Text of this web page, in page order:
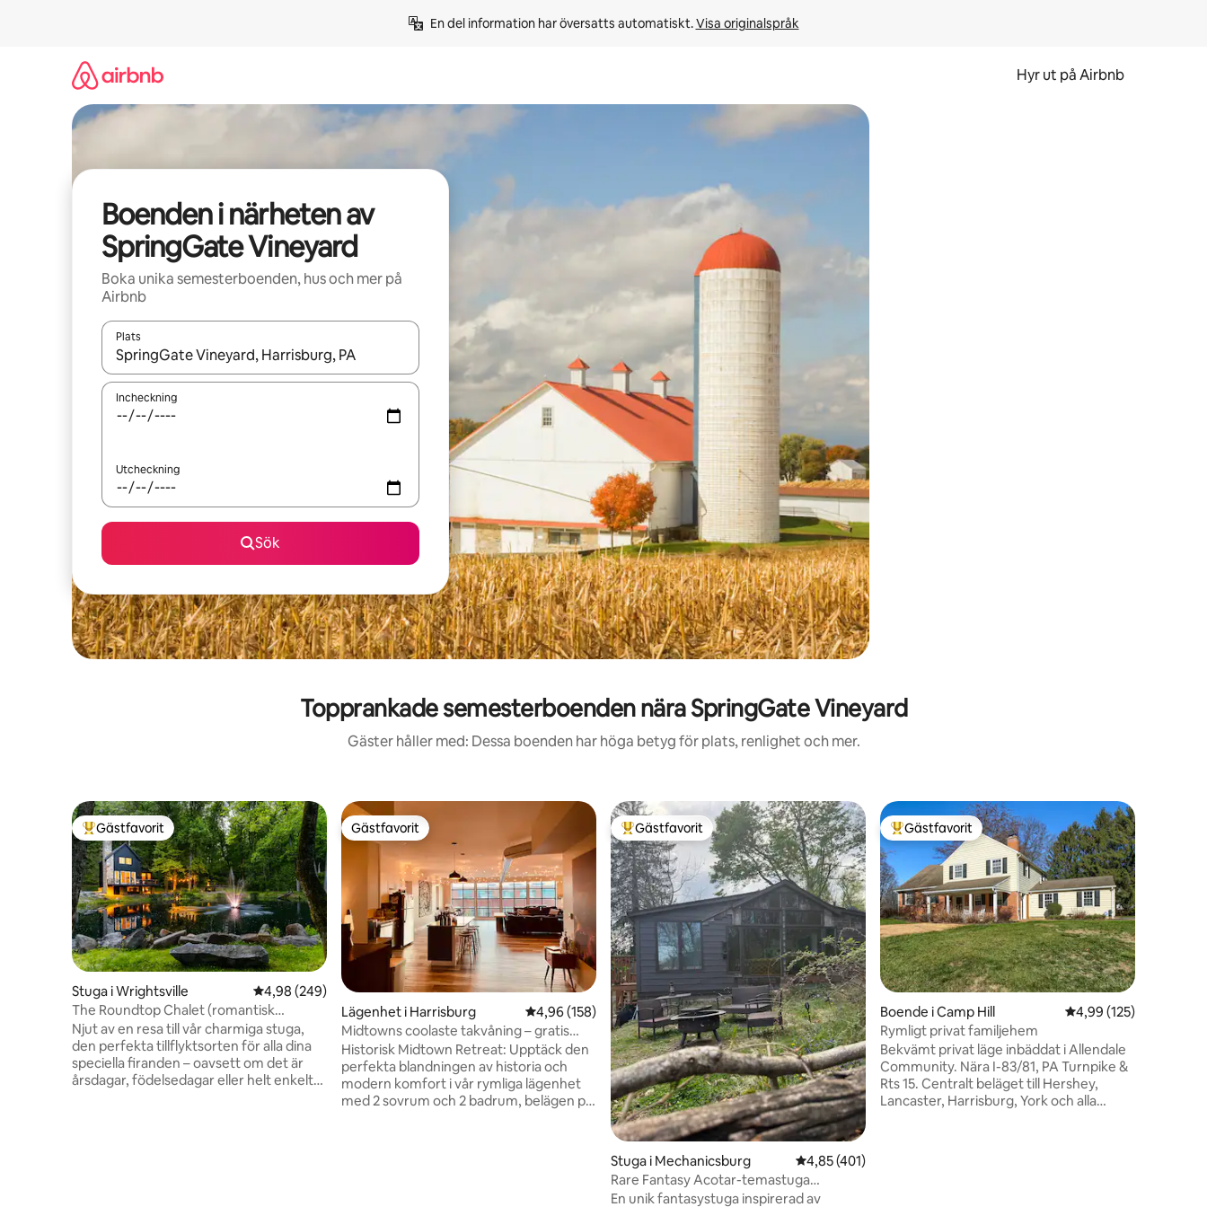
En del information har översatts automatiskt. Visa originalspråk
Hyr ut på Airbnb
Boenden i närheten av
SpringGate Vineyard
Boka unika semesterboenden, hus och mer på
Airbnb
Plats
När resultaten är tillgängliga kan du navigera med upp- och nedåtpilarna eller utforska genom att trycka eller svepa.
Incheckning
Utcheckning
Sök
Topprankade semesterboenden nära SpringGate Vineyard
Gäster håller med: Dessa boenden har höga betyg för plats, renlighet och mer.
Populär gästfavorit
Gästfavorit
Stuga i Wrightsville 4,98 av 5 i genomsnittligt betyg, 249 omdömen
4,98 (249)
The Roundtop Chalet (romantisk
tillflyktsort för par)
Njut av en resa till vår charmiga stuga,
den perfekta tillflyktsorten för alla dina
speciella firanden – oavsett om det är
årsdagar, födelsedagar eller helt enkelt
Gästfavorit
Gästfavorit
Lägenhet i Harrisburg 4,96 av 5 i genomsnittligt betyg, 158 omdömen
4,96 (158)
Midtowns coolaste takvåning – gratis
parkering!
Historisk Midtown Retreat: Upptäck den
perfekta blandningen av historia och
modern komfort i vår rymliga lägenhet
med 2 sovrum och 2 badrum, belägen på
Populär gästfavorit
Gästfavorit
Stuga i Mechanicsburg 4,85 av 5 i genomsnittligt betyg, 401 omdömen
4,85 (401)
Rare Fantasy Acotar-temastuga
Romantiska kajaker +
En unik fantasystuga inspirerad av
Populär gästfavorit
Gästfavorit
Boende i Camp Hill 4,99 av 5 i
4,99 (125)
Rymligt privat familjehem
Bekvämt privat läge inbäddat i Allendale
Community. Nära I-83/81, PA Turnpike &
Rts 15. Centralt beläget till Hershey,
Lancaster, Harrisburg, York och alla